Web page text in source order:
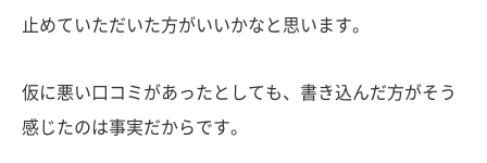
止めていただいた方がいいかなと思います。
仮に悪い口コミがあったとしても、書き込んだ方がそう
感じたのは事実だからです。